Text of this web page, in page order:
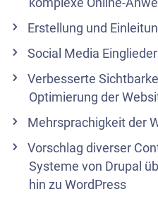
Erstellung und
Social Media
Verbesserte
Optimierung der
Mehrsprachigkeit der
Vorschlag diverser
Systeme von Drupal
hin zu WordPress